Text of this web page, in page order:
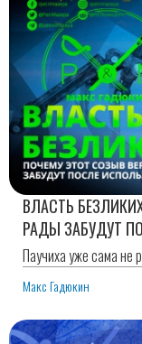
ВЛАСТЬ
РАДЫ ЗАБУДУТ
Паучиха уже сама не
Макс Гадюкин